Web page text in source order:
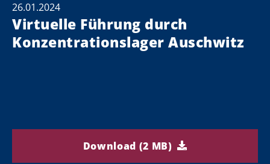
26.01.2024
Virtuelle Führung durch
Konzentrationslager Auschwitz
Download (2 MB)